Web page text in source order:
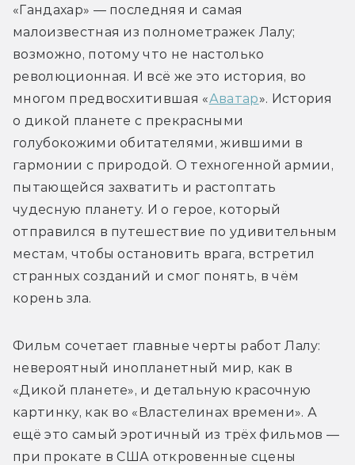
«Гандахар» — последняя и самая
малоизвестная из полнометражек Лалу;
возможно, потому что не настолько
революционная. И всё же это история, во
многом предвосхитившая «Аватар». История
о дикой планете с прекрасными
голубокожими обитателями, жившими в
гармонии с природой. О техногенной армии,
пытающейся захватить и растоптать
чудесную планету. И о герое, который
отправился в путешествие по удивительным
местам, чтобы остановить врага, встретил
странных созданий и смог понять, в чём
корень зла.
Фильм сочетает главные черты работ Лалу:
невероятный инопланетный мир, как в
«Дикой планете», и детальную красочную
картинку, как во «Властелинах времени». А
ещё это самый эротичный из трёх фильмов —
при прокате в США откровенные сцены